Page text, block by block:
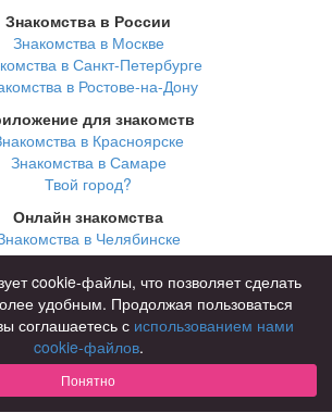
Знакомства в России
Знакомства в Москве
в Санкт-Петербурге
в Ростове-на-Дону
для знакомств
в Красноярске
Знакомства в Самаре
Твой город?
Онлайн знакомства
в Челябинске
Знакомства в Омске
в Нижнем Новгороде
Для чего
брака и создания семьи
для любви и с/о
для дружбы
cookie-файлы, что позволяет сделать
удобным. Продолжая пользоваться
соглашаетесь с использованием нами
cookie-файлов.
Понятно